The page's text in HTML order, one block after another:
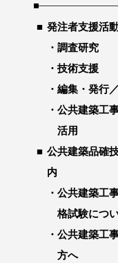
発注者支援活
調査研究
技術支援
編集・発行
公共建築工
活用
公共建築品確
内
公共建築工
格試験につ
公共建築工
方へ